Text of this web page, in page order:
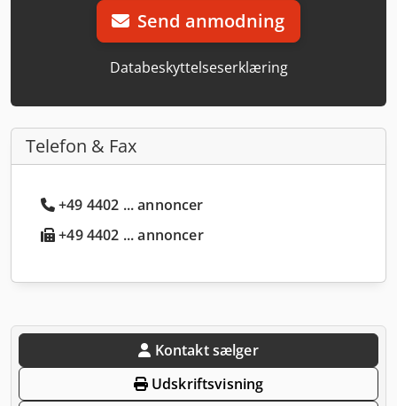
Send anmodning
Databeskyttelseserklæring
Telefon & Fax
+49 4402 ... annoncer
+49 4402 ... annoncer
Kontakt sælger
Udskriftsvisning